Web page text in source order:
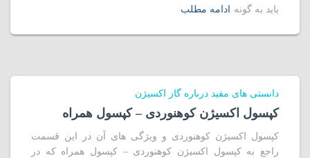
باید به گونه
ادامه مطلب
دانستی های مفید درباره گاز اکسیژن
کپسول اکسیژن کوهنوردی – کپسول همراه
کپسول اکسیژن کوهنوردی و ویژگی های آن در این قسمت
راجع به کپسول اکسیژن کوهنوردی – کپسول همراه که در